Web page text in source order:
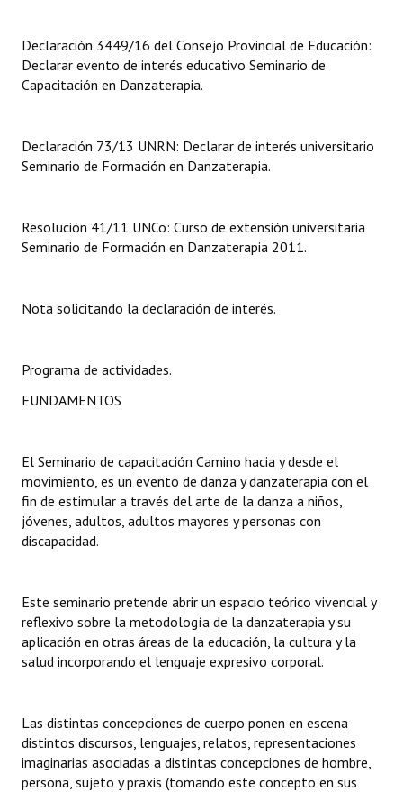
Ciudadano Ilustre - Registro
Banca del Vecino - Registro
Antiguos Pobladores - Registro
Bariloche, Municipio intercultural
Entrega de distinciones
Declaración 3449/16 del Consejo Provincial de Educación:
Declarar evento de interés educativo Seminario de
Capacitación en Danzaterapia.
Declaración 73/13 UNRN: Declarar de interés universitario
Seminario de Formación en Danzaterapia.
Resolución 41/11 UNCo: Curso de extensión universitaria
Seminario de Formación en Danzaterapia 2011.
Nota solicitando la declaración de interés.
Programa de actividades.
FUNDAMENTOS
El Seminario de capacitación Camino hacia y desde el
movimiento, es un evento de danza y danzaterapia con el
fin de estimular a través del arte de la danza a niños,
jóvenes, adultos, adultos mayores y personas con
discapacidad.
Este seminario pretende abrir un espacio teórico vivencial y
reflexivo sobre la metodología de la danzaterapia y su
aplicación en otras áreas de la educación, la cultura y la
salud incorporando el lenguaje expresivo corporal.
Las distintas concepciones de cuerpo ponen en escena
distintos discursos, lenguajes, relatos, representaciones
imaginarias asociadas a distintas concepciones de hombre,
persona, sujeto y praxis (tomando este concepto en sus